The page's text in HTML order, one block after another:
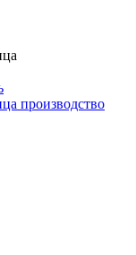
производство